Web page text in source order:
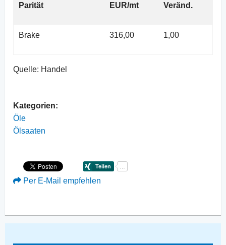
Parität EUR/mt Veränd.
Brake 316,00 1,00
Quelle: Handel
Kategorien:
Öle
Ölsaaten
Per E-Mail empfehlen